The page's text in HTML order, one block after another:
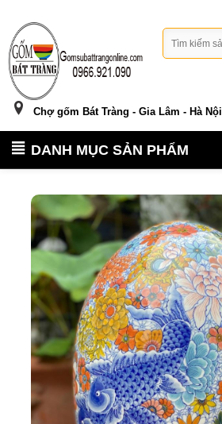
Chợ gốm Bát Tràng - Gia Lâm - Hà Nội
DANH MỤC SẢN PHẨM